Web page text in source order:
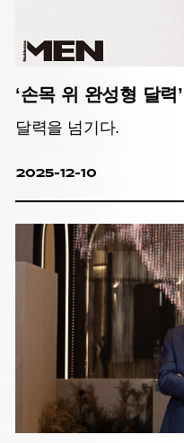
‘손목 위 완성형 달
달력을 넘기다.
2025-12-10